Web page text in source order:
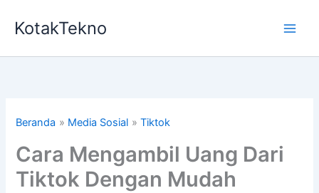
KotakTekno
Beranda Media Sosial Tiktok
Cara Mengambil Uang Dari
Tiktok Dengan Mudah